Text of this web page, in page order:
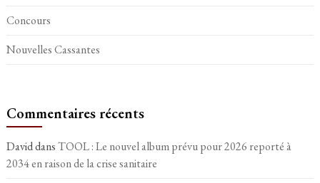
Concours
Nouvelles Cassantes
Commentaires récents
DaviddansTOOL : Le nouvel album prévu pour 2026 reporté à
2034 en raison de la crise sanitaire